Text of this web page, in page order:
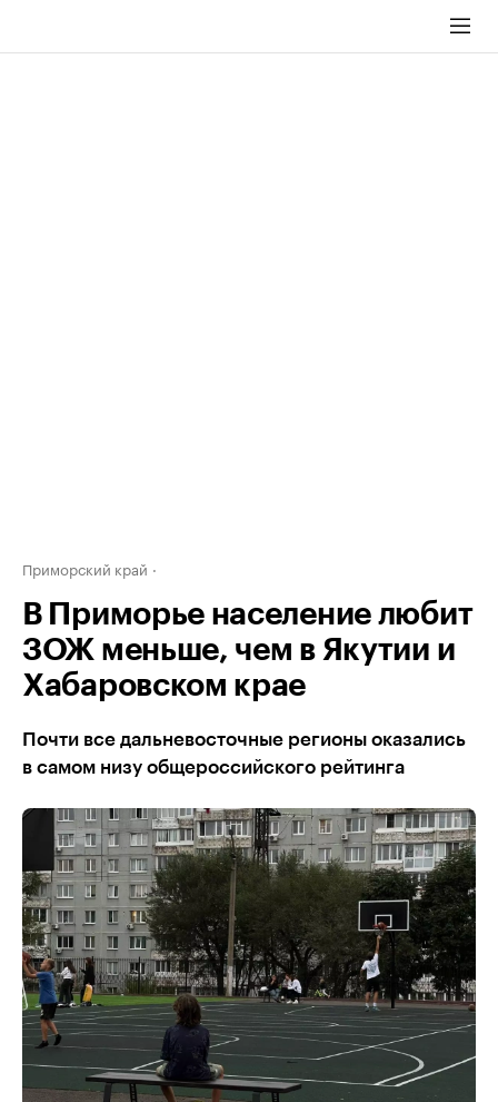
Приморский край
В Приморье население любит
ЗОЖ меньше, чем в Якутии и
Хабаровском крае
Почти все дальневосточные регионы оказались
в самом низу общероссийского рейтинга